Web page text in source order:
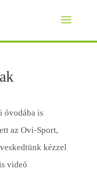
óvodába is
az Ovi-Sport,
kézzel
videó